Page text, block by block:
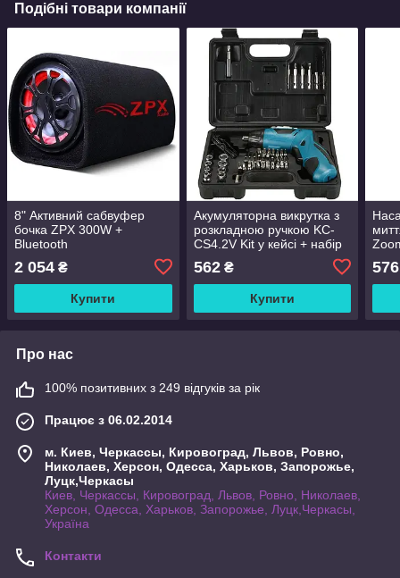
Подібні товари компанії
8" Активний сабвуфер
бочка ZPX 300W +
Bluetooth
2 054 ₴
Купити
Акумуляторна викрутка з
розкладною ручкою KC-
CS4.2V Kit у кейсі + набір
викрутка/електровикрутка
562₴
Купити
576
Про нас
100% позитивних з 249 відгуків за рік
Працює з 06.02.2014
м. Киев, Черкассы, Кировоград, Львов, Ровно,
Николаев, Херсон, Одесса, Харьков, Запорожье,
Луцк,Черкасы
Киев, Черкассы, Кировоград, Львов, Ровно, Николаев,
Херсон, Одесса, Харьков, Запорожье, Луцк,Черкасы,
Україна
Контакти